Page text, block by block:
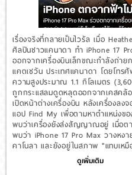
เรื่องจริงที่กลายเป็นไวรัล เมื่อ
ศิลปินชาวแคนาดา ทำ iPhone 17
ออกจากเครื่องบินเล็กขณะกำลังถ่าย
แคตเชวัน ประเทศแคนาดา โดยโทร
ความสูงประมาณ 1.1 กิโลเมตร
ถูกกระแสลมดูดหลุดออกจากเคสคล้
เปิดหน้าต่างเครื่องบิน หลังเครื่องลง
แอป Find My เพื่อตามหาตำแหน่งข
พบว่าเครื่องยังส่งสัญญาณอยู่ เมื่อต
พบว่า iPhone 17 Pro Max วางหง
คาโนลา และยังอยู่ในสภาพ "แทบเหมื
ดูเพิ่มเติม